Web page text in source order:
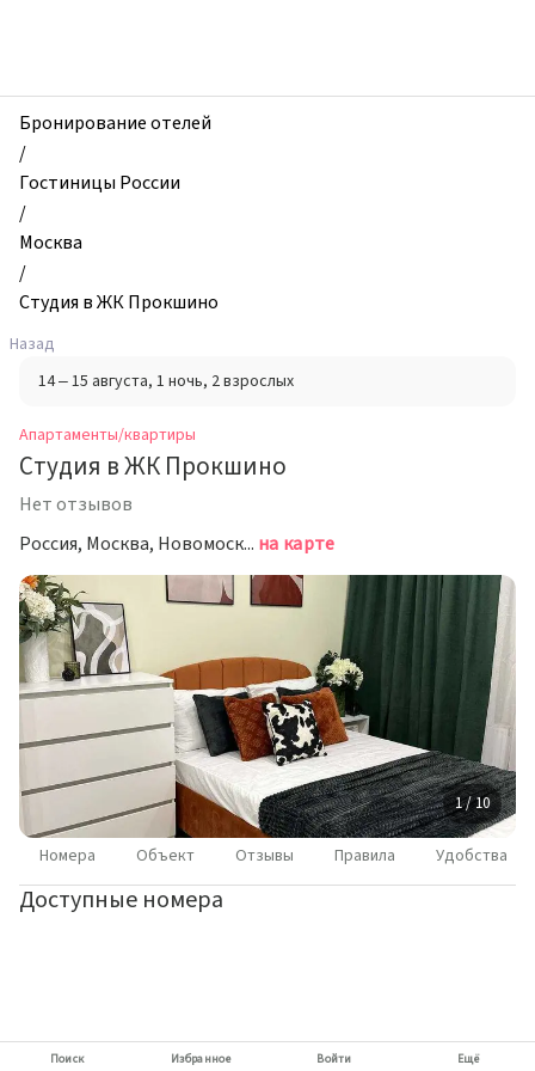
и
квартиры,
Студия
ЖК
Прокшино,
Москва,
Россия
Бронирование отелей
/
Гостиницы России
/
Москва
/
Студия в ЖК Прокшино
Назад
14 – 15 августа, 1 ночь, 2 взрослых
Апартаменты/квартиры
Студия в ЖК Прокшино
Нет отзывов
Россия, Москва, Новомосковский административный округ, район Коммунарка, Прокшинский проспект, 5 на карте
1 / 10
Номера Объект Отзывы Правила Удобства
Доступные номера
Поиск Избранное Войти Ещё